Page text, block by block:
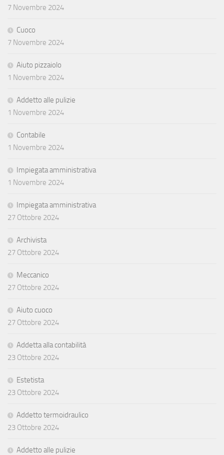
7 Novembre 2024
Cuoco
7 Novembre 2024
Aiuto pizzaiolo
1 Novembre 2024
Addetto alle pulizie
1 Novembre 2024
Contabile
1 Novembre 2024
Impiegata amministrativa
1 Novembre 2024
Impiegata amministrativa
27 Ottobre 2024
Archivista
27 Ottobre 2024
Meccanico
27 Ottobre 2024
Aiuto cuoco
27 Ottobre 2024
Addetta alla contabilità
23 Ottobre 2024
Estetista
23 Ottobre 2024
Addetto termoidraulico
23 Ottobre 2024
Addetto alle pulizie